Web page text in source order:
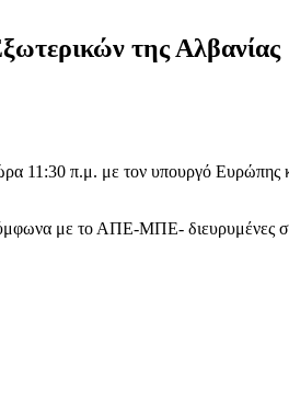
της Αλβανίας
11:30 π.μ. με τον υπουργό
με το ΑΠΕ-ΜΠΕ- διευρυμένες